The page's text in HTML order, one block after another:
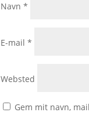
Navn*
E-mail*
Websted
Gem mit navn,